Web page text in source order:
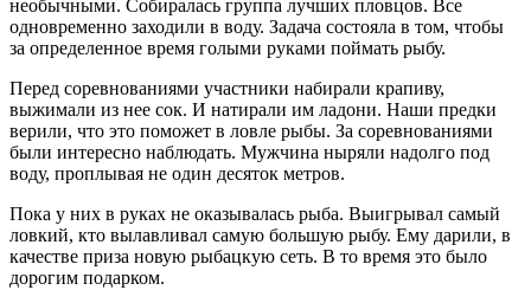
необычными. Собиралась группа лучших пловцов. Все
одновременно заходили в воду. Задача состояла в том, чтобы
за определенное время голыми руками поймать рыбу.
Перед соревнованиями участники набирали крапиву,
выжимали из нее сок. И натирали им ладони. Наши предки
верили, что это поможет в ловле рыбы. За соревнованиями
были интересно наблюдать. Мужчина ныряли надолго под
воду, проплывая не один десяток метров.
Пока у них в руках не оказывалась рыба. Выигрывал самый
ловкий, кто вылавливал самую большую рыбу. Ему дарили, в
качестве приза новую рыбацкую сеть. В то время это было
дорогим подарком.